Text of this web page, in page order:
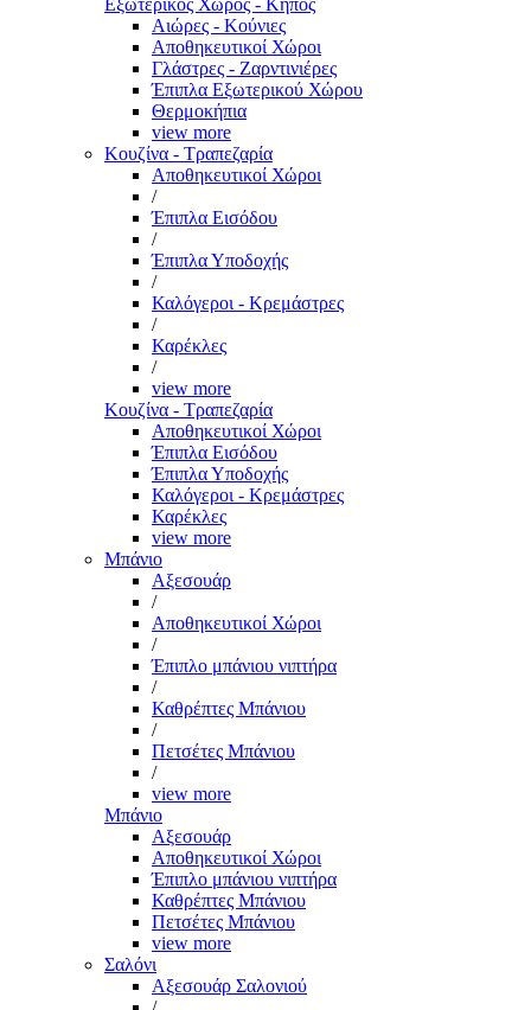
Εξωτερικός Χώρος - Κήπος
Αιώρες - Κούνιες
Αποθηκευτικοί Χώροι
Γλάστρες - Ζαρντινιέρες
Έπιπλα Εξωτερικού Χώρου
Θερμοκήπια
view more
Κουζίνα - Τραπεζαρία
Αποθηκευτικοί Χώροι
/
Έπιπλα Εισόδου
/
Έπιπλα Υποδοχής
/
Καλόγεροι - Κρεμάστρες
/
Καρέκλες
/
view more
Κουζίνα - Τραπεζαρία
Αποθηκευτικοί Χώροι
Έπιπλα Εισόδου
Έπιπλα Υποδοχής
Καλόγεροι - Κρεμάστρες
Καρέκλες
view more
Μπάνιο
Αξεσουάρ
/
Αποθηκευτικοί Χώροι
/
Έπιπλο μπάνιου νιπτήρα
/
Καθρέπτες Μπάνιου
/
Πετσέτες Μπάνιου
/
view more
Μπάνιο
Αξεσουάρ
Αποθηκευτικοί Χώροι
Έπιπλο μπάνιου νιπτήρα
Καθρέπτες Μπάνιου
Πετσέτες Μπάνιου
view more
Σαλόνι
Αξεσουάρ Σαλονιού